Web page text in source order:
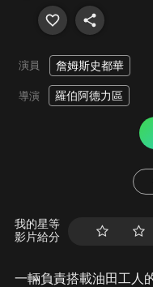
演員 詹姆斯史都華
導演 羅伯阿德力區
我的星等
影片給分
一輛負責搭載油田工人